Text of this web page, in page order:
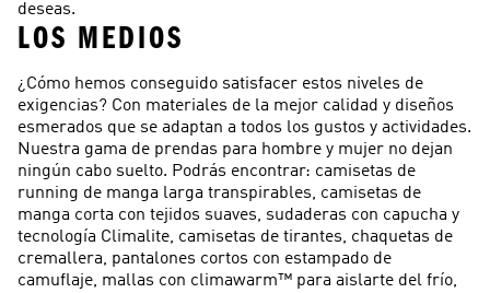
deseas.
LOS MEDIOS
¿Cómo hemos conseguido satisfacer estos niveles de
exigencias? Con materiales de la mejor calidad y diseños
esmerados que se adaptan a todos los gustos y actividades.
Nuestra gama de prendas para hombre y mujer no dejan
ningún cabo suelto. Podrás encontrar: camisetas de
running de manga larga transpirables, camisetas de
manga corta con tejidos suaves, sudaderas con capucha y
tecnología Climalite, camisetas de tirantes, chaquetas de
cremallera, pantalones cortos con estampado de
camuflaje, mallas con climawarm™ para aislarte del frío,